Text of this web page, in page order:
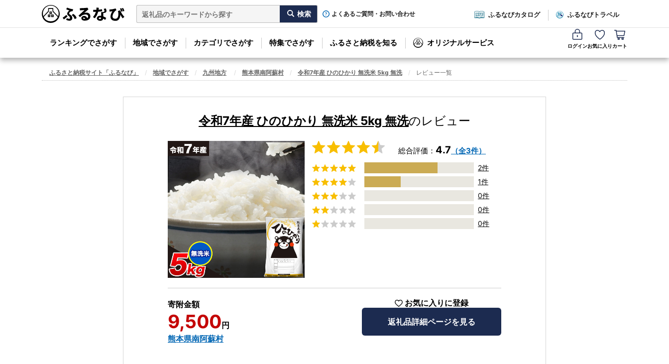
よくあるご質問・お問い合わせ ふるなびカタログ ふるなびトラベル
ランキングでさがす 地域でさがす カテゴリでさがす 特集でさがす ふるさと納税を知る オリジナルサービス ログインお気に入り カート
ふるさと納税サイト「ふるなび」 地域でさがす 九州地方 熊本県南阿蘇村 令和7年産 ひのひかり 無洗米 5kg 無洗 レビュー一覧
令和7年産 ひのひかり 無洗米 5kg 無洗のレビュー
総合評価： 4.7 （全3件）
2件
1件
0件
0件
0件
寄附金額
9,500 円
熊本県南阿蘇村
お気に入りに登録
返礼品詳細ページを見る